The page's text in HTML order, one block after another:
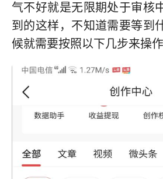
气不好就是无限期处于审核
到的这样，不知道需要等到
候就需要按照以下几步来操作